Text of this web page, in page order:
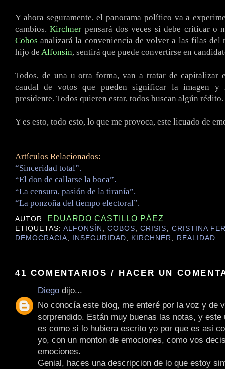
Y ahora seguramente, el panorama político va a
cambios.Kirchner pensará dos veces si debe criticar o
Cobos analizará la conveniencia de volver a las filas del
hijo de Alfonsín, sentirá que puede convertirse en
Todos, de una u otra forma, van a tratar de capitalizar
caudal de votos que pueden significar la imagen y
presidente. Todos quieren estar, todos buscan algún rédito.
Y es esto, todo esto, lo que me provoca, este licuado de
Artículos Relacionados:
“Sinceridad total”.
“El don de callarse la boca”.
“La censura, pasión de la tiranía”.
“La ponzoña del tiempo electoral”.
AUTOR: EDUARDO CASTILLO PÁEZ
ETIQUETAS:ALFONSÍN ,COBOS,CRISIS , CRISTINA
DEMOCRACIA, INSEGURIDAD, KIRCHNER, REALIDAD
41 COMENTARIOS / HACER UN
Diego dijo...
No conocía este blog, me enteré por la voz y de
sorprendido. Están muy buenas las notas, y
es como si lo hubiera escrito yo por que es asi
yo, con un monton de emociones, como vos
emociones.
Genial, haces una descripcion de lo que estoy